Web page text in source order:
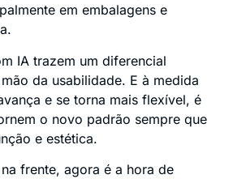
em embalagens e
IA trazem um diferencial
da usabilidade. E à medida
e se torna mais flexível, é
o novo padrão sempre que
e estética.
frente, agora é a hora de